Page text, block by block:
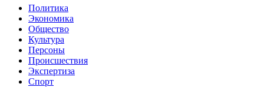
Политика
Экономика
Общество
Культура
Персоны
Происшествия
Экспертиза
Спорт